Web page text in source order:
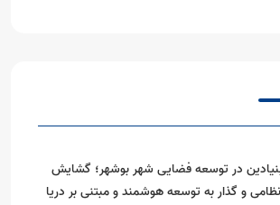
در توسعه فضایی شهر بوشهر؛ گشایش
و گذار به توسعه هوشمند و مبتنی بر دریا